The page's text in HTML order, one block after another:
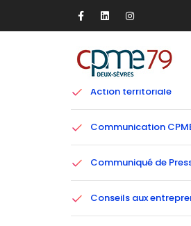
Action territoriale
Communication
Communiqué de
Conseils aux